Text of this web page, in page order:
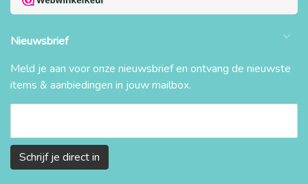
Nieuwsbrief
Meld je aan voor onze nieuwsbrief en ontvang de nieuwste
items & aanbiedingen in jouw mailbox.
Schrijf je direct in